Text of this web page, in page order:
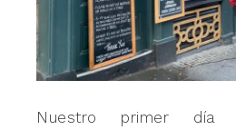
Nuestro primer día